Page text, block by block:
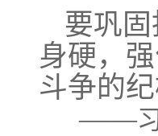
要巩
身硬，
斗争的
——